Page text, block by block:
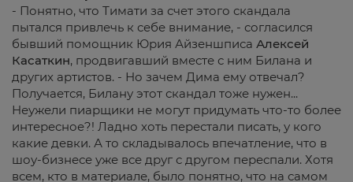
- Понятно, что Тимати за счет этого скандала
пытался привлечь к себе внимание, - согласился
бывший помощник Юрия Айзеншписа Алексей
Касаткин, продвигавший вместе с ним Билана и
других артистов. - Но зачем Дима ему отвечал?
Получается, Билану этот скандал тоже нужен...
Неужели пиарщики не могут придумать что-то более
интересное?! Ладно хоть перестали писать, у кого
какие девки. А то складывалось впечатление, что в
шоу-бизнесе уже все друг с другом переспали. Хотя
всем, кто в материале, было понятно, что на самом